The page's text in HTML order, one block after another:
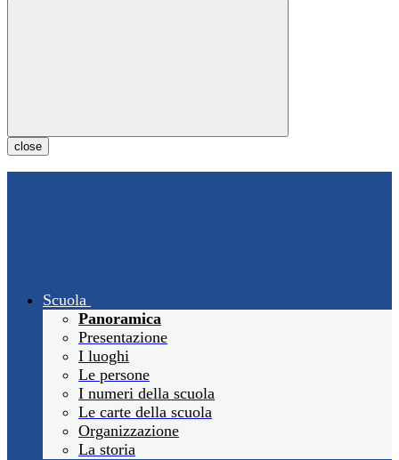
close
Scuola
Panoramica
Presentazione
I luoghi
Le persone
I numeri della scuola
Le carte della scuola
Organizzazione
La storia